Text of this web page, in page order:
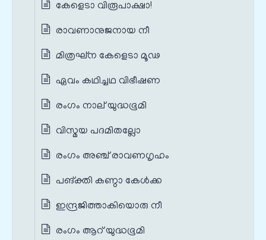
കേളെടാ വിരൂപാക്ഷാ!
രാവണാനുജനായ നീ
മിത്രഘ്ന കേളെടാ മൂഢ
ഏവം കഥിച്ചഥ വിഭീഷണ
രംഗം നാല് യുദ്ധഭൂമി
വിസ്മയ പദമിതല്ലോ
രംഗം അഞ്ച് രാവണഗൃഹം
പങ്‌ക്തി കണ്ഠാ കേള്‍ക്ക
ഇന്ദ്രജിത്താകിയൊരു നീ
രംഗം ആറ് യുദ്ധഭൂമി